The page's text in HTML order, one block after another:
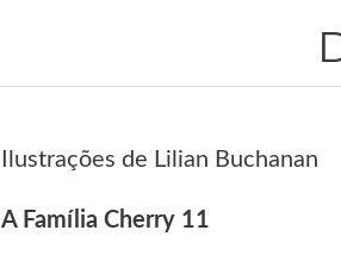
Ilustrações de Lilian Buchanan
A Família Cherry 11